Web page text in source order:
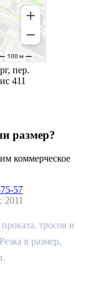
пер.
411
размер?
коммерческое
57
2011
тросов и
в размер,